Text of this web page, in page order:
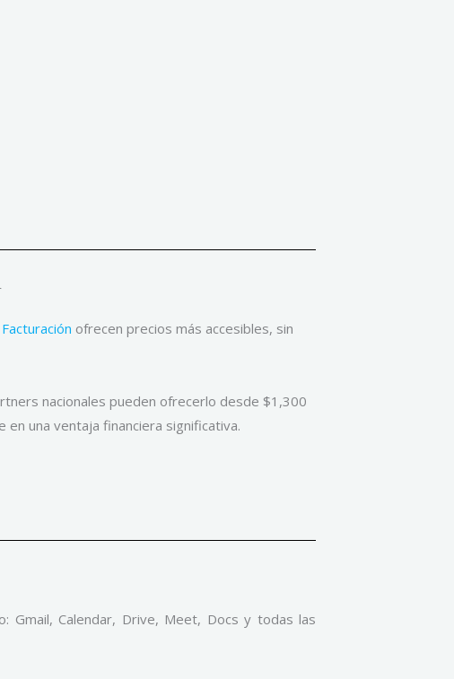
ofrecen precios más accesibles, sin
nacionales pueden ofrecerlo desde $1,300
una ventaja financiera significativa.
Gmail, Calendar, Drive, Meet, Docs y todas las